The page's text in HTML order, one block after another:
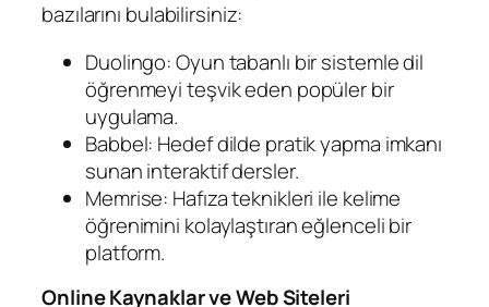
bazılarını bulabilirsiniz:
Duolingo: Oyun tabanlı bir sistemle dil
öğrenmeyi teşvik eden popüler bir
uygulama.
Babbel: Hedef dilde pratik yapma imkanı
sunan interaktif dersler.
Memrise: Hafıza teknikleri ile kelime
öğrenimini kolaylaştıran eğlenceli bir
platform.
Online Kaynaklar ve Web Siteleri